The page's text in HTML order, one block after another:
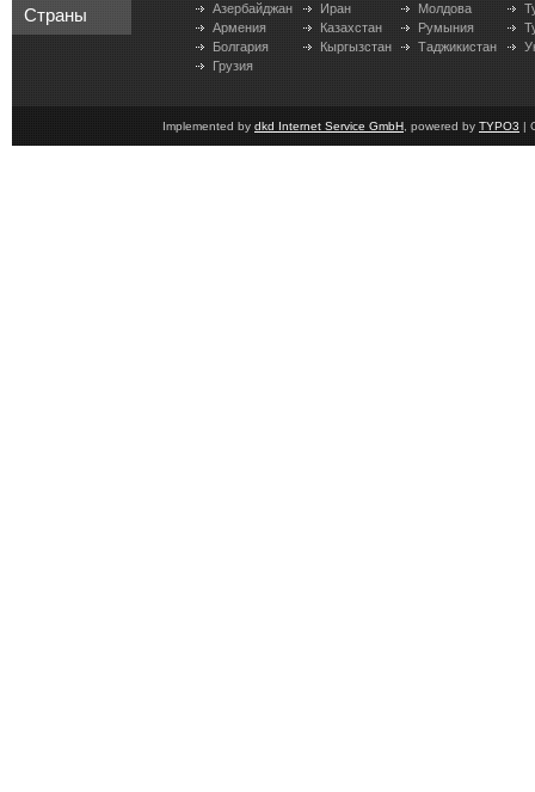
Страны
Азербайджан
Армения
Болгария
Грузия
Иран
Казахстан
Кыргызстан
Молдова
Румыния
Таджикистан
Implemented by dkd Internet Service GmbH , powered by TYPO3 |